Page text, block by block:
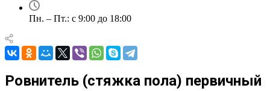
Пн. – Пт.: с 9:00 до 18:00
Ровнитель (стяжка пола) первичный